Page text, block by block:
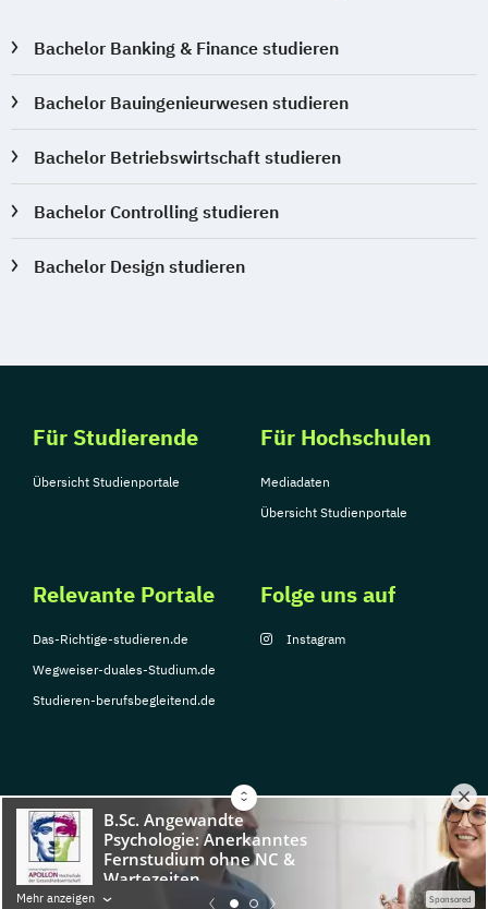
Mehr anzeigen Sponsored
Supply Chain Management
Tourismusmanagement UX Design
Umweltingenieurwesen Vertragsrecht
Wirtschaftsingenieurwesen
Wirtschaftspsychologie (DE/EN)
Bachelor Banking & Finance studieren
Bachelor Bauingenieurwesen studieren
Bachelor Betriebswirtschaft studieren
Bachelor Controlling studieren
Bachelor Design studieren
Für Studierende
Übersicht Studienportale
Für Hochschulen
Mediadaten
Übersicht Studienportale
Relevante Portale
Das-Richtige-studieren.de
Wegweiser-duales-Studium.de
Studieren-berufsbegleitend.de
Folge uns auf
Instagram
© Copyright 2026, TarGroup Media GmbH
Impressum
Über
uns
Datenschutzerklärung Nutzungsbedingungen